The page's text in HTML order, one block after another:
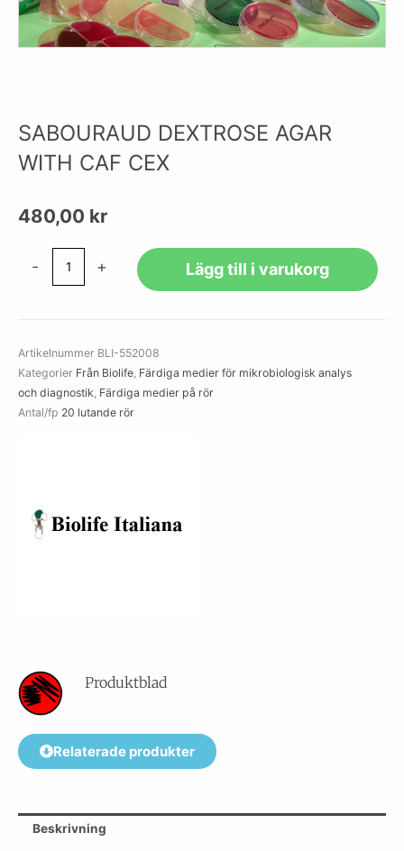
SABOURAUD DEXTROSE AGAR
WITH CAF CEX
480,00 kr
-
CEX
mängd
+ Lägg till i varukorg
Artikelnummer BLI-552008
Kategorier Från Biolife, Färdiga medier för mikrobiologisk analys
och diagnostik, Färdiga medier på rör
Antal/fp 20 lutande rör
Produktblad
Relaterade produkter
Beskrivning